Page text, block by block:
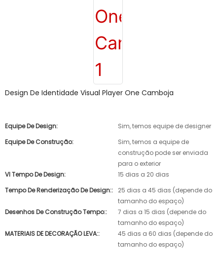
Design De Identidade Visual Player One Camboja
Equipe De Design:
Sim, temos equipe de designer
Equipe De Construção:
Sim, temos a equipe de
construção pode ser enviada
para o exterior
VI Tempo De Design:
15 dias a 20 dias
Tempo De Renderização De Design::
25 dias a 45 dias (depende do
tamanho do espaço)
Desenhos De Construção Tempo::
7 dias a 15 dias (depende do
tamanho do espaço)
MATERIAIS DE DECORAÇÃO LEVA::
45 dias a 60 dias (depende do
tamanho do espaço)